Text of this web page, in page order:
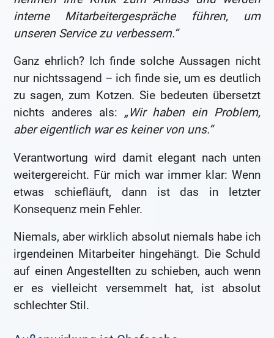
interne Mitarbeitergespräche führen, um
unseren Service zu verbessern.“
Ganz ehrlich? Ich finde solche Aussagen nicht
nur nichtssagend – ich finde sie, um es deutlich
zu sagen, zum Kotzen. Sie bedeuten übersetzt
nichts anderes als: „Wir haben ein Problem,
aber eigentlich war es keiner von uns.“
Verantwortung wird damit elegant nach unten
weitergereicht. Für mich war immer klar: Wenn
etwas schiefläuft, dann ist das in letzter
Konsequenz mein Fehler.
Niemals, aber wirklich absolut niemals habe ich
irgendeinen Mitarbeiter hingehängt. Die Schuld
auf einen Angestellten zu schieben, auch wenn
er es vielleicht versemmelt hat, ist absolut
schlechter Stil.